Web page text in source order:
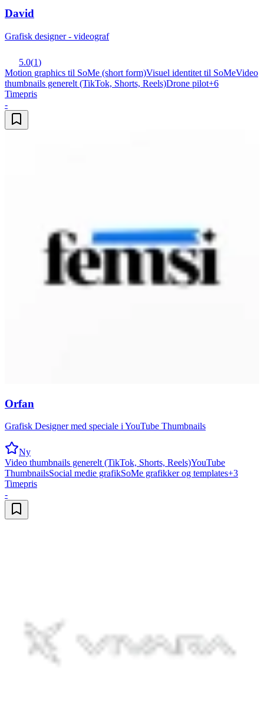
David
Grafisk designer - videograf
5.0(1)
Motion graphics til SoMe (short form)Visuel identitet til SoMeVideo
thumbnails generelt (TikTok, Shorts, Reels)Drone pilot+6
Timepris
-
Orfan
Grafisk Designer med speciale i YouTube Thumbnails
Ny
Video thumbnails generelt (TikTok, Shorts, Reels)YouTube
ThumbnailsSocial medie grafikSoMe grafikker og templates+3
Timepris
-